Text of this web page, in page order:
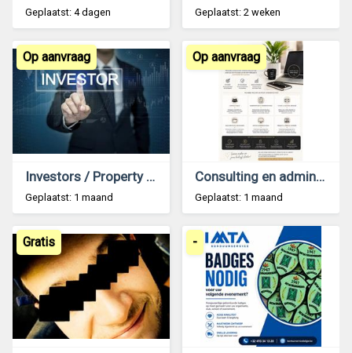
Geplaatst: 4 dagen Geplaatst: 2 weken
Investors / Property for sell
Geplaatst: 1 maand
Op aanvraag
Consulting en administratieve ondersteuning
Geplaatst: 1 maand
Op aanvraag
Gratis -